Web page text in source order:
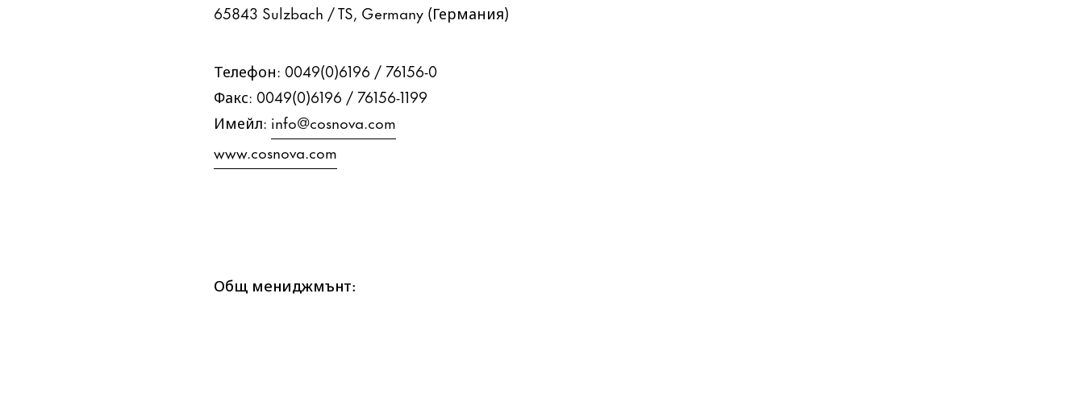
65843 Sulzbach / TS, Germany (Германия)
Телефон: 0049(0)6196 / 76156-0
Факс: 0049(0)6196 / 76156-1199
Имейл: info@cosnova.com
www.cosnova.com
Общ мениджмънт: